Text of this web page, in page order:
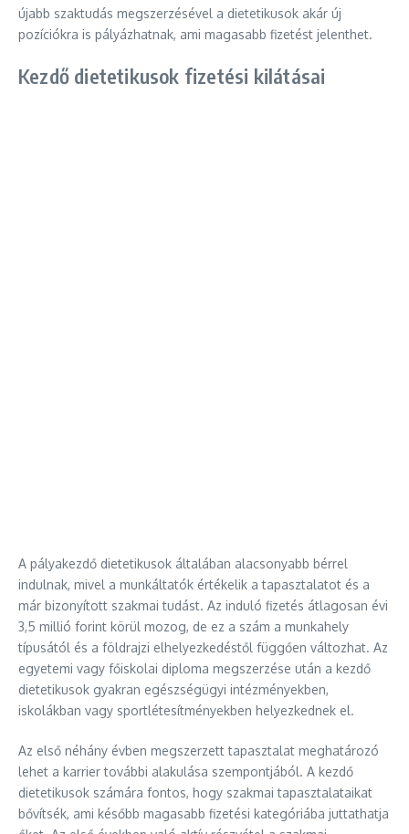
újabb szaktudás megszerzésével a dietetikusok akár új
pozíciókra is pályázhatnak, ami magasabb fizetést jelenthet.
Kezdő dietetikusok fizetési kilátásai
A pályakezdő dietetikusok általában alacsonyabb bérrel
indulnak, mivel a munkáltatók értékelik a tapasztalatot és a
már bizonyított szakmai tudást. Az induló fizetés átlagosan évi
3,5 millió forint körül mozog, de ez a szám a munkahely
típusától és a földrajzi elhelyezkedéstől függően változhat. Az
egyetemi vagy főiskolai diploma megszerzése után a kezdő
dietetikusok gyakran egészségügyi intézményekben,
iskolákban vagy sportlétesítményekben helyezkednek el.
Az első néhány évben megszerzett tapasztalat meghatározó
lehet a karrier további alakulása szempontjából. A kezdő
dietetikusok számára fontos, hogy szakmai tapasztalataikat
bővítsék, ami később magasabb fizetési kategóriába juttathatja